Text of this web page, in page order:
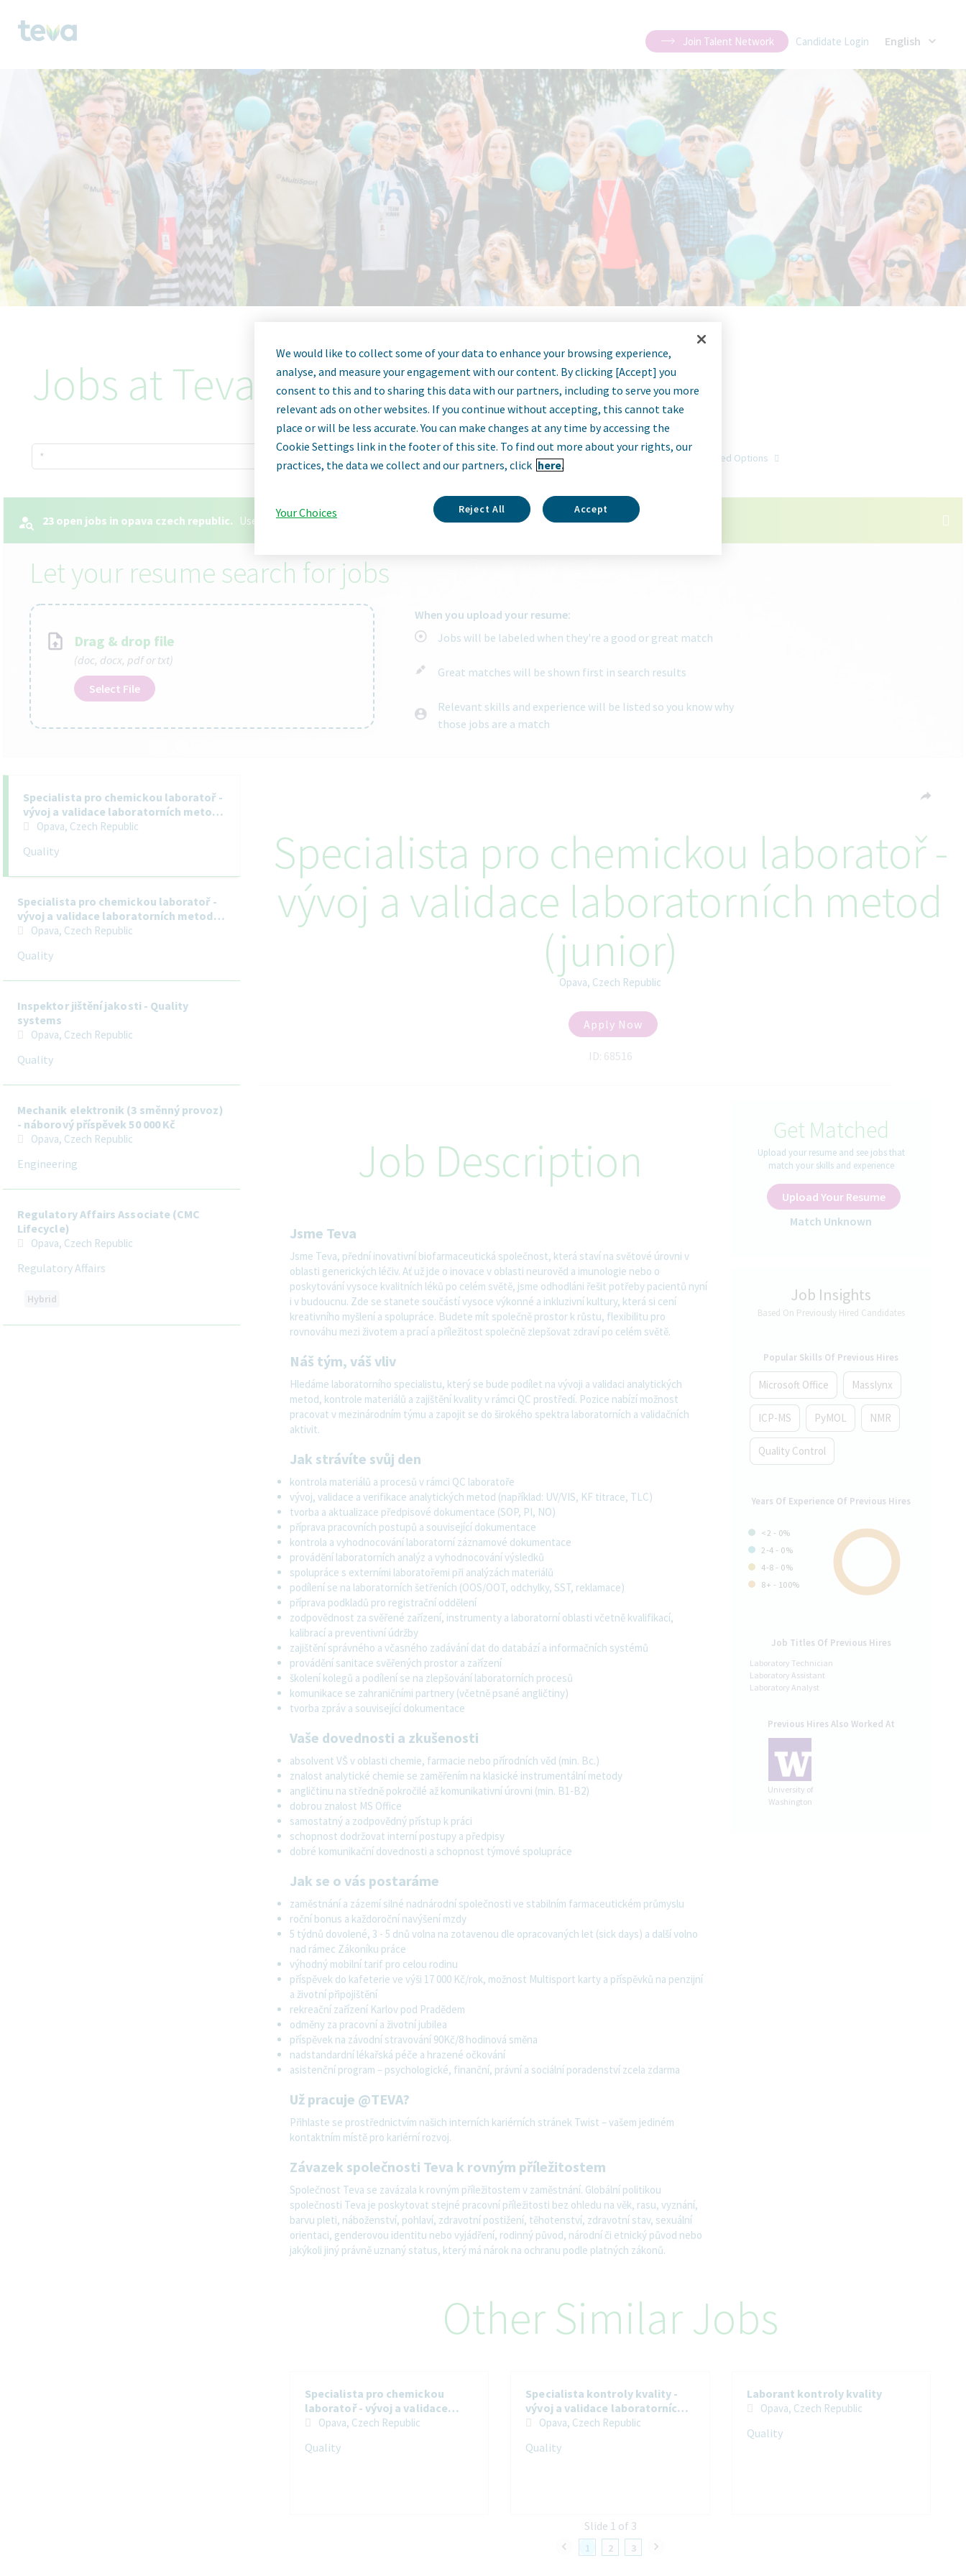
Join Talent Network Candidate Login English
Jobs at Teva Pharmaceutical
* opava czech republic × Go Advanced Options
23 open jobs in opava czech republic. Use your resume to get matched with the right job.
Let your resume search for jobs
Drag & drop file
(doc, docx, pdf or txt)
Select File
When you upload your resume:
Jobs will be labeled when they're a good or great match
Great matches will be shown first in search results
Relevant skills and experience will be listed so you know why
those jobs are a match
Specialista pro chemickou laboratoř -
vývoj a validace laboratorních metod
(junior) Opava, Czech Republic
Quality
Specialista pro chemickou laboratoř -
vývoj a validace laboratorních metod
(senior) Opava, Czech Republic
Quality
Inspektor jištění jakosti - Quality
systems
Opava, Czech Republic
Quality
Mechanik elektronik (3 směnný provoz)
- náborový příspěvek 50 000 Kč
Opava, Czech Republic
Engineering
Regulatory Affairs Associate (CMC
Lifecycle)
Opava, Czech Republic
Regulatory Affairs
Hybrid
Specialista pro chemickou laboratoř -
vývoj a validace laboratorních metod
(junior)
Opava, Czech Republic
Apply Now
ID: 68516
Job Description
Jsme Teva
Jsme Teva, přední inovativní biofarmaceutická společnost, která staví na světové úrovni v
oblasti generických léčiv. Ať už jde o inovace v oblasti neurověd a imunologie nebo o
poskytování vysoce kvalitních léků po celém světě, jsme odhodláni řešit potřeby pacientů nyní
i v budoucnu. Zde se stanete součástí vysoce výkonné a inkluzivní kultury, která si cení
kreativního myšlení a spolupráce. Budete mít společně prostor k růstu, flexibilitu pro
rovnováhu mezi životem a prací a příležitost společně zlepšovat zdraví po celém světě.
Náš tým, váš vliv
Hledáme laboratorního specialistu, který se bude podílet na vývoji a validaci analytických
metod, kontrole materiálů a zajištění kvality v rámci QC prostředí. Pozice nabízí možnost
pracovat v mezinárodním týmu a zapojit se do širokého spektra laboratorních a validačních
aktivit.
Jak strávíte svůj den
kontrola materiálů a procesů v rámci QC laboratoře
vývoj, validace a verifikace analytických metod (například: UV/VIS, KF titrace, TLC)
tvorba a aktualizace předpisové dokumentace (SOP, PI, NO)
příprava pracovních postupů a související dokumentace
kontrola a vyhodnocování laboratorní záznamové dokumentace
provádění laboratorních analýz a vyhodnocování výsledků
spolupráce s externími laboratořemi při analýzách materiálů
podílení se na laboratorních šetřeních (OOS/OOT, odchylky, SST, reklamace)
příprava podkladů pro registrační oddělení
zodpovědnost za svěřené zařízení, instrumenty a laboratorní oblasti včetně kvalifikací,
kalibrací a preventivní údržby
zajištění správného a včasného zadávání dat do databází a informačních systémů
provádění sanitace svěřených prostor a zařízení
školení kolegů a podílení se na zlepšování laboratorních procesů
komunikace se zahraničními partnery (včetně psané angličtiny)
tvorba zpráv a související dokumentace
Vaše dovednosti a zkušenosti
absolvent VŠ v oblasti chemie, farmacie nebo přírodních věd (min. Bc.)
znalost analytické chemie se zaměřením na klasické instrumentální metody
angličtinu na středně pokročilé až komunikativní úrovni (min. B1-B2)
dobrou znalost MS Office
samostatný a zodpovědný přístup k práci
schopnost dodržovat interní postupy a předpisy
dobré komunikační dovednosti a schopnost týmové spolupráce
Jak se o vás postaráme
zaměstnání a zázemí silné nadnárodní společnosti ve stabilním farmaceutickém průmyslu
roční bonus a každoroční navýšení mzdy
5 týdnů dovolené, 3 - 5 dnů volna na zotavenou dle opracovaných let (sick days) a další volno
nad rámec Zákoníku práce
výhodný mobilní tarif pro celou rodinu
příspěvek do kafeterie ve výši 17 000 Kč/rok, možnost Multisport karty a příspěvků na penzijní
a životní připojištění
rekreační zařízení Karlov pod Pradědem
odměny za pracovní a životní jubilea
příspěvek na závodní stravování 90Kč/8 hodinová směna
nadstandardní lékařská péče a hrazené očkování
asistenční program – psychologické, finanční, právní a sociální poradenství zcela zdarma
Už pracuje @TEVA?
Přihlaste se prostřednictvím našich interních kariérních stránek Twist – vašem jediném
kontaktním místě pro kariérní rozvoj.
Závazek společnosti Teva k rovným příležitostem
Společnost Teva se zavázala k rovným příležitostem v zaměstnání. Globální politikou
společnosti Teva je poskytovat stejné pracovní příležitosti bez ohledu na věk, rasu, vyznání,
barvu pleti, náboženství, pohlaví, zdravotní postižení, těhotenství, zdravotní stav, sexuální
orientaci, genderovou identitu nebo vyjádření, rodinný původ, národní či etnický původ nebo
jakýkoli jiný právně uznaný status, který má nárok na ochranu podle platných zákonů.
Get Matched
Upload your resume and see jobs that
match your skills and experience
Upload Your Resume
Match Unknown
Job Insights
Based On Previously Hired Candidates
Popular Skills Of Previous Hires
Microsoft Office Masslynx
ICP-MS PyMOL NMR
Quality Control
Years Of Experience Of Previous Hires
<2 - 0%
2-4 - 0%
4-8 - 0%
8+ - 100%
Job Titles Of Previous Hires
Laboratory Technician
Laboratory Assistant
Laboratory Analyst
Previous Hires Also Worked At
University of
Washington
Other Similar Jobs
1 2 3
Specialista pro chemickou
laboratoř - vývoj a validace
laboratorních metod (senior)
Opava, Czech Republic
Quality
Specialista kontroly kvality -
vývoj a validace laboratorních
metod
Opava, Czech Republic
Quality
Laborant kontroly kvality
Opava, Czech Republic
Quality
Slide 1 of 3
We would like to collect some of your data to enhance your browsing experience,
analyse, and measure your engagement with our content. By clicking [Accept] you
consent to this and to sharing this data with our partners, including to serve you more
relevant ads on other websites. If you continue without accepting, this cannot take
place or will be less accurate. You can make changes at any time by accessing the
Cookie Settings link in the footer of this site. To find out more about your rights, our
practices, the data we collect and our partners, click here.
Your Choices Reject All Accept